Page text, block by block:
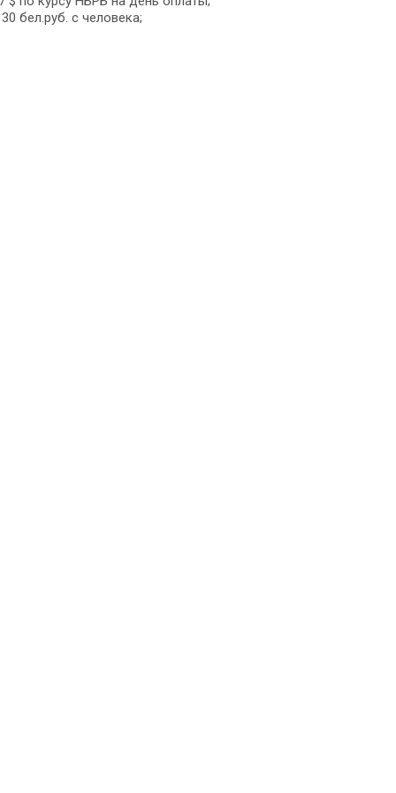
бел.руб. с человека;